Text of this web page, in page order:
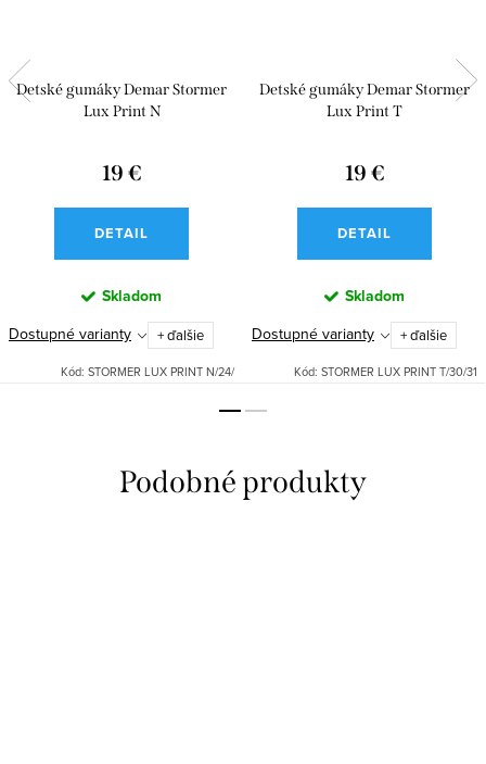
Detské gumáky Demar Stormer
Lux Print N
19 €
DETAIL
Skladom
Dostupné varianty
+ ďalšie
Kód: STORMER LUX PRINT N/24/
Detské gumáky Demar Stormer
Lux Print T
19 €
DETAIL
Skladom
Dostupné varianty
+ ďalšie
Kód: STORMER LUX PRINT T/30/31